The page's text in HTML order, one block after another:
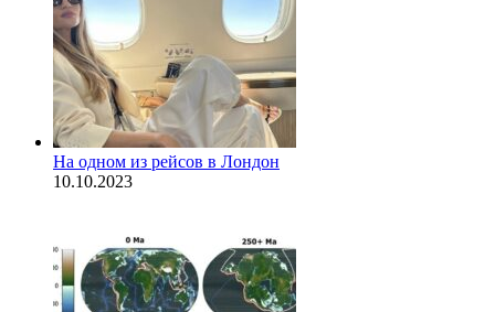
На одном из рейсов в Лондон
10.10.2023